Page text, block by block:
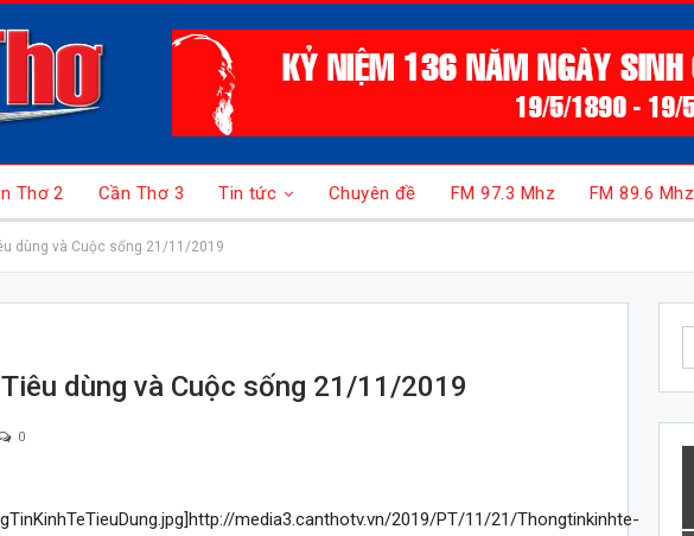
Thơ 2 Cần Thơ 3 Tin tức Chuyên đề FM 97.3 Mhz FM 89.6 Mhz
dùng và Cuộc sống 21/11/2019
dùng và Cuộc sống 21/11/2019
0
media3.canthotv.vn/2019/PT/11/21/Thongtinkinhte-